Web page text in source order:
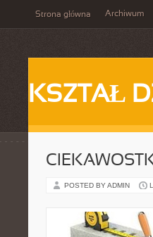
Strona główna Archiwum
KSZTAŁ
POSTED BY ADMIN